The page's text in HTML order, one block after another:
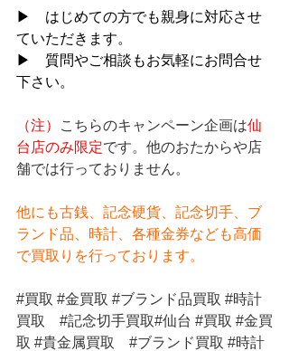
▶　はじめての方でも親身に対応させ
ていただきます。
▶　質問やご相談もお気軽にお問合せ
下さい。
（注） こちらのキャンペーン企画は仙
台店のみ限定です。他のおたからや店
舗では行っておりません。
他にも古銭、記念硬貨、記念切手、ブ
ランド品、時計、各種金券なども高価
で買取りを行っております。
#買取 #金買取 #ブランド品買取 #時計
買取
#記念切手買取#仙台 #買取 #金買
取 #貴金属買取 #ブランド買取 #時計